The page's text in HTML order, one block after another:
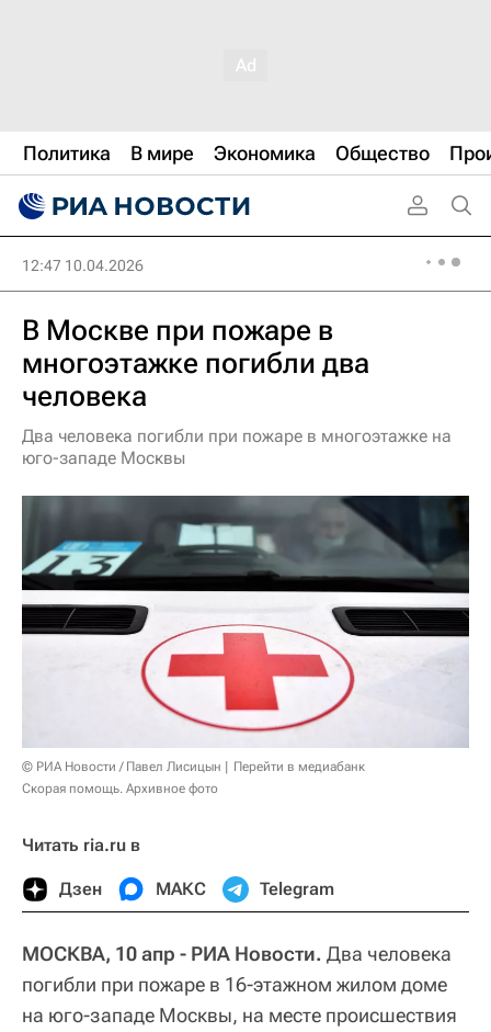
Политика В мире Экономика Общество
12:47 10.04.2026
В Москве при пожаре в
многоэтажке погибли два
человека
Два человека погибли при пожаре в многоэтажке на
юго-западе Москвы
© РИА Новости / Павел Лисицын
Перейти в медиабанк
Скорая помощь. Архивное фото
Читать ria.ru в
Дзен МАКС Telegram
МОСКВА, 10 апр - РИА Новости. Два человека
погибли при пожаре в 16-этажном жилом доме
на юго-западе Москвы, на месте происшествия